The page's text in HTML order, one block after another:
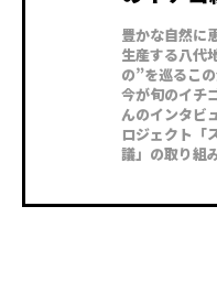
豊かな自然に
生産する八代
の”を巡るこ
今が旬のイチ
んのインタビ
ロジェクト「
議」の取り組